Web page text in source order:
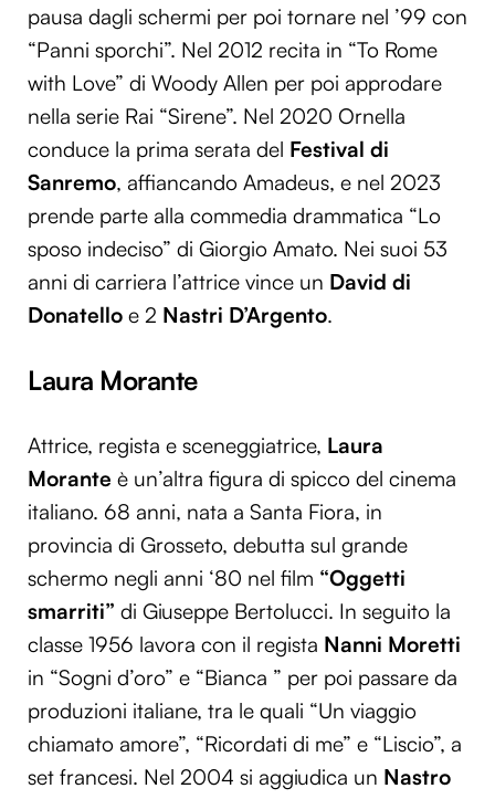
pausa dagli schermi per poi tornare nel ’99 con
“Panni sporchi”. Nel 2012 recita in “To Rome
with Love” di Woody Allen per poi approdare
nella serie Rai “Sirene”. Nel 2020 Ornella
conduce la prima serata del Festival di
Sanremo, affiancando Amadeus, e nel 2023
prende parte alla commedia drammatica “Lo
sposo indeciso” di Giorgio Amato. Nei suoi 53
anni di carriera l’attrice vince un David di
Donatello e 2 Nastri D’Argento.
Laura Morante
Attrice, regista e sceneggiatrice, Laura
Morante è un’altra figura di spicco del cinema
italiano. 68 anni, nata a Santa Fiora, in
provincia di Grosseto, debutta sul grande
schermo negli anni ‘80 nel film “Oggetti
smarriti” di Giuseppe Bertolucci. In seguito la
classe 1956 lavora con il regista Nanni Moretti
in “Sogni d’oro” e “Bianca ” per poi passare da
produzioni italiane, tra le quali “Un viaggio
chiamato amore”, “Ricordati di me” e “Liscio”, a
set francesi. Nel 2004 si aggiudica un Nastro